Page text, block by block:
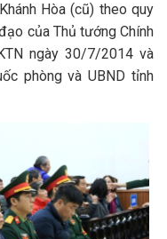
Hòa (cũ) theo quy
của Thủ tướng Chính
ngày 30/7/2014 và
phòng và UBND tỉnh